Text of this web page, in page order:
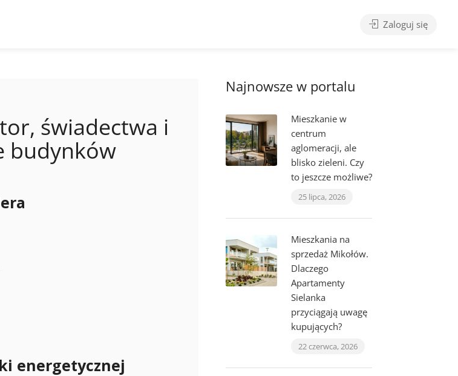
Zaloguj się
świadectwa i
budynków
energetycznej
Najnowsze w portalu
Mieszkanie w
centrum
aglomeracji, ale
blisko zieleni. Czy
to jeszcze możliwe?
25 lipca, 2026
Mieszkania na
sprzedaż Mikołów.
Dlaczego
Apartamenty
Sielanka
przyciągają uwagę
kupujących?
22 czerwca, 2026